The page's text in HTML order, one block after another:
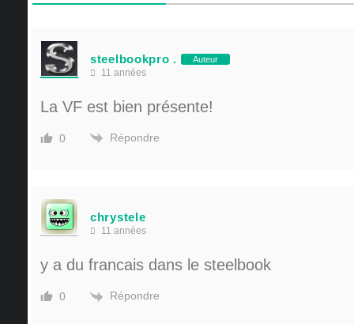
steelbookpro . Auteur
11 années
La VF est bien présente!
0 Répondre
chrystele
11 années
y a du francais dans le steelbook
0 Répondre